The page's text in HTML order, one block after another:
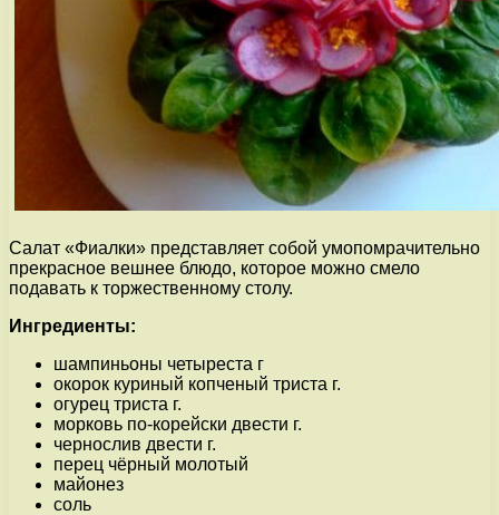
Салат «Фиалки» представляет собой умопомрачительно
прекрасное вешнее блюдо, которое можно смело
подавать к торжественному столу.
Ингредиенты:
шампиньоны четыреста г
окорок куриный копченый триста г.
огурец триста г.
морковь по-корейски двести г.
чернослив двести г.
перец чёрный молотый
майонез
соль